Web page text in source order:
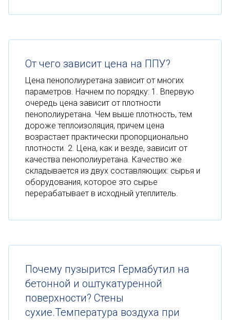
От чего зависит цена на ППУ?
Цена пенополиуретана зависит от многих
параметров. Начнем по порядку: 1. Впервую
очередь цена зависит от плотности
пенополиуретана. Чем выше плотность, тем
дороже теплоизоляция, причем цена
возрастает практически пропорционально
плотности. 2. Цена, как и везде, зависит от
качества пенополиуретана. Качество же
складывается из двух составляющих: сырья и
оборудования, которое это сырье
перерабатывает в исходный утеплитель.
Почему пузырится Гермабутил на
бетонной и оштукатуренной
поверхности? Стены
сухие.Температура воздуха при